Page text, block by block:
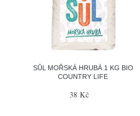
SŮL MOŘSKÁ HRUBÁ 1 KG BIO
COUNTRY LIFE
38 Kč